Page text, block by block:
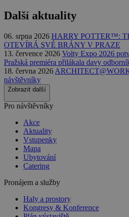
Další aktuality
06. srpna 2026 HARRY POTTER™:
OTEVÍRÁ SVÉ BRÁNY V PRAZE
13. července 2026 Volty Expo 2026
Pražská premiéra přilákala davy
18. června 2026
návštěvníky
Zobrazit další
Pro návštěvníky
Akce
Aktuality
Vstupenky
Mapa
Ubytování
Catering
Pronájem a služby
Haly a prostory
Kongresy & Konference